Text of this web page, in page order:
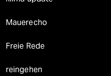
Mauerecho
Freie Rede
reingehen